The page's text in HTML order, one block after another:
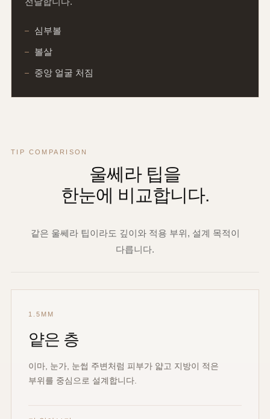
심부볼
볼살
중앙 얼굴 처짐
TIP COMPARISON
울쎄라 팁을
한눈에 비교합니다.
같은 울쎄라 팁이라도 깊이와 적용 부위, 설계 목적이
다릅니다.
1.5MM
얕은 층
이마, 눈가, 눈썹 주변처럼 피부가 얇고 지방이 적은
부위를 중심으로 설계합니다.